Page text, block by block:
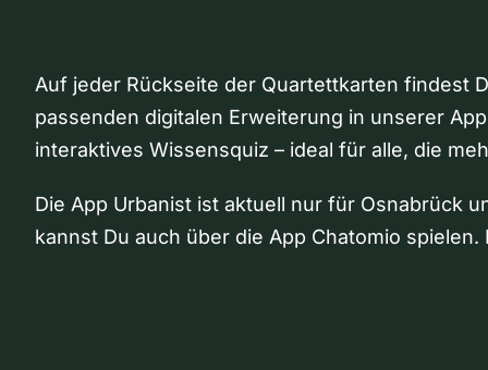
Auf jeder Rückseite der Quartettkarten findest
passenden digitalen Erweiterung in unserer
interaktives Wissensquiz – ideal für alle, die
Die App Urbanist ist aktuell nur für Osnabrück
kannst Du auch über die App Chatomio